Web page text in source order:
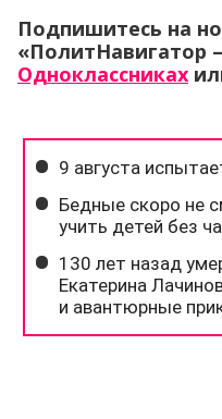
Подпишитесь на
«ПолитНавигатор
Одноклассниках